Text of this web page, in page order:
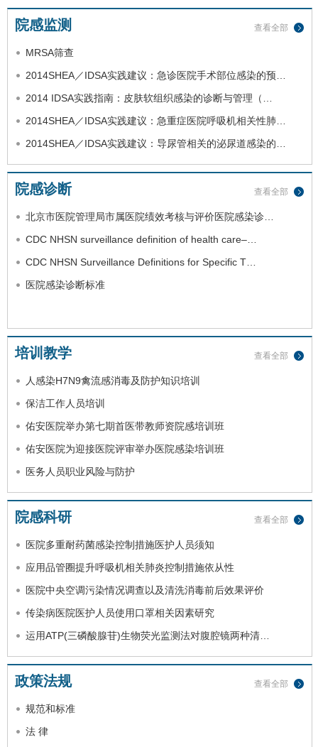
查看全部
院感监测
MRSA筛查
2014SHEA／IDSA实践建议：急诊医院手术部位感染的预…
2014 IDSA实践指南：皮肤软组织感染的诊断与管理（…
2014SHEA／IDSA实践建议：急重症医院呼吸机相关性肺…
2014SHEA／IDSA实践建议：导尿管相关的泌尿道感染的…
查看全部
院感诊断
北京市医院管理局市属医院绩效考核与评价医院感染诊…
CDC NHSN surveillance definition of health care–…
CDC NHSN Surveillance Definitions for Specific T…
医院感染诊断标准
查看全部
培训教学
人感染H7N9禽流感消毒及防护知识培训
保洁工作人员培训
佑安医院举办第七期首医带教师资院感培训班
佑安医院为迎接医院评审举办医院感染培训班
医务人员职业风险与防护
查看全部
院感科研
医院多重耐药菌感染控制措施医护人员须知
应用品管圈提升呼吸机相关肺炎控制措施依从性
医院中央空调污染情况调查以及清洗消毒前后效果评价
传染病医院医护人员使用口罩相关因素研究
运用ATP(三磷酸腺苷)生物荧光监测法对腹腔镜两种清…
查看全部
政策法规
规范和标准
法 律